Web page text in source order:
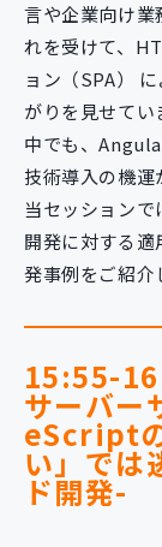
言や企業向け業
れを受けて、
ョン（SPA）
がりを見せてい
中でも、
技術導入の機運
当セッション
開発に対する
発事例をご紹介
15:55-
サーバー
eScript
い」では
ド開発-